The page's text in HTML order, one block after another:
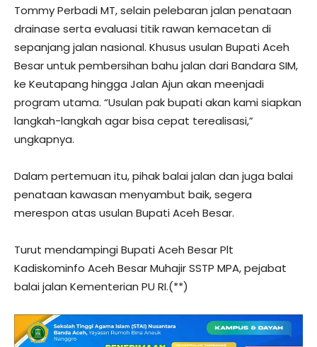
Tommy Perbadi MT, selain pelebaran jalan penataan
drainase serta evaluasi titik rawan kemacetan di
sepanjang jalan nasional. Khusus usulan Bupati Aceh
Besar untuk pembersihan bahu jalan dari Bandara SIM,
ke Keutapang hingga Jalan Ajun akan meenjadi
program utama. “Usulan pak bupati akan kami siapkan
langkah-langkah agar bisa cepat terealisasi,”
ungkapnya.
Dalam pertemuan itu, pihak balai jalan dan juga balai
penataan kawasan menyambut baik, segera
merespon atas usulan Bupati Aceh Besar.
Turut mendampingi Bupati Aceh Besar Plt
Kadiskominfo Aceh Besar Muhajir SSTP MPA, pejabat
balai jalan Kementerian PU RI.(**)